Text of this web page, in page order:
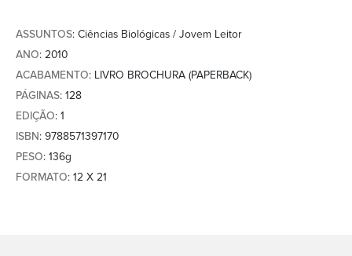
ASSUNTOS: Ciências Biológicas / Jovem Leitor
ANO: 2010
ACABAMENTO: LIVRO BROCHURA (PAPERBACK)
PÁGINAS: 128
EDIÇÃO: 1
ISBN: 9788571397170
PESO: 136g
FORMATO: 12 X 21